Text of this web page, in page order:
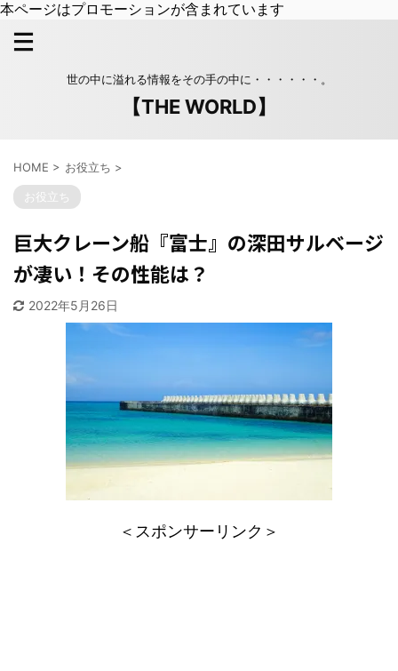
本ページはプロモーションが含まれています
世の中に溢れる情報をその手の中に・・・・・・。
【THE WORLD】
HOME > お役立ち >
お役立ち
巨大クレーン船『富士』の深田サルベージ
が凄い！その性能は？
2022年5月26日
＜スポンサーリンク＞